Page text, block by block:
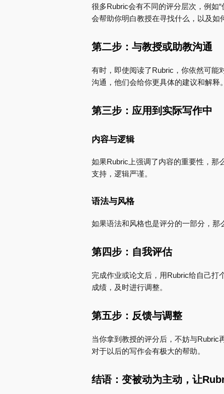
很多Rubric会有不同的评分层次，例如“
会帮助你明白教授在寻找什么，以及如
第二步：与教授或助教沟通
有时，即使阅读了Rubric，你依然可能
沟通，他们会给你更具体的建议和解释。
第三步：应用到实际写作中
内容与逻辑
如果Rubric上强调了内容的重要性，那
支持，逻辑严谨。
语法与风格
如果语法和风格也是评分的一部分，那
第四步：自我评估
完成作业或论文后，用Rubric给自己打
成绩，及时进行调整。
第五步：反馈与调整
当你拿到教授的评分后，不妨与Rubric
对于以后的写作会有极大的帮助。
结语：变被动为主动，让